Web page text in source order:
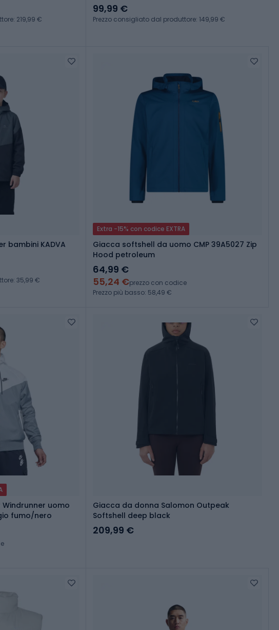
219,99 €
99,99 €
Prezzo consigliato dal produttore: 149,99 €
bambini KADVA
35,99 €
Extra -15% con codice EXTRA
Giacca softshell da uomo CMP 39A5027 Zip
Hood petroleum
64,99 €
55,24 €prezzo con codice
Prezzo più basso: 58,49 €
uomo
fumo/nero
Giacca da donna Salomon Outpeak
Softshell deep black
209,99 €